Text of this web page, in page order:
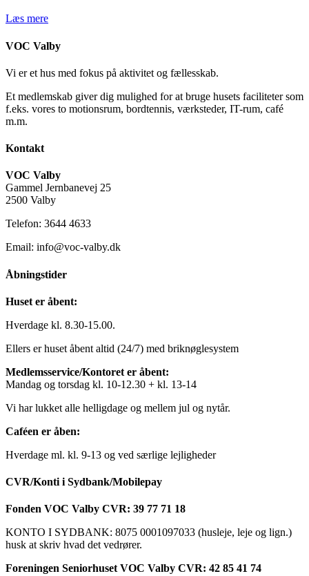
Læs mere
VOC Valby
Vi er et hus med fokus på aktivitet og fællesskab.
Et medlemskab giver dig mulighed for at bruge husets faciliteter som
f.eks. vores to motionsrum, bordtennis, værksteder, IT-rum, café
m.m.
Kontakt
VOC Valby
Gammel Jernbanevej 25
2500 Valby
Telefon: 3644 4633
Email: info@voc-valby.dk
Åbningstider
Huset er åbent:
Hverdage kl. 8.30-15.00.
Ellers er huset åbent altid (24/7) med briknøglesystem
Medlemsservice/Kontoret er åbent:
Mandag og torsdag kl. 10-12.30 + kl. 13-14
Vi har lukket alle helligdage og mellem jul og nytår.
Caféen er åben:
Hverdage ml. kl. 9-13 og ved særlige lejligheder
CVR/Konti i Sydbank/Mobilepay
Fonden VOC Valby CVR: 39 77 71 18
KONTO I SYDBANK: 8075 0001097033 (husleje, leje og lign.)
husk at skriv hvad det vedrører.
Foreningen Seniorhuset VOC Valby CVR: 42 85 41 74